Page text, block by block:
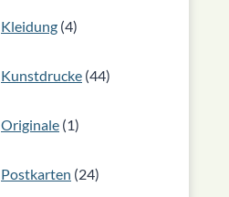
Kleidung 4
4
Produkte
Kunstdrucke 44
44
Produkte
Originale 1
1
Produkt
Postkarten 24
24
Produkte